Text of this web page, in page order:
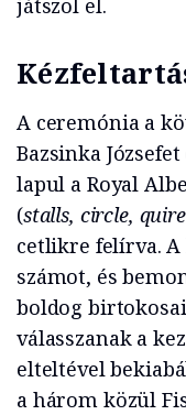
játszol el.
A ceremónia a
Bazsinka
lapul a Royal
(stalls, circle, quire
cetlikre felírva.
számot, és
boldog
válasszanak a
elteltével
a három közül